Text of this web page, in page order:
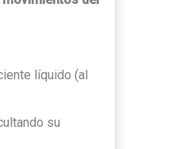
líquido (al
su